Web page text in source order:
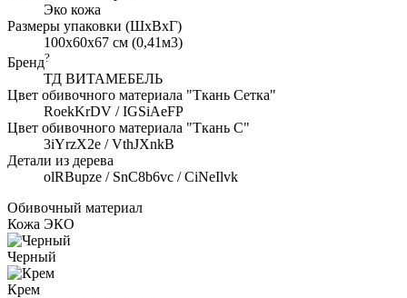
Эко кожа
Размеры упаковки (ШxВхГ)
100x60x67 см (0,41м3)
Бренд?
ТД ВИТАМЕБЕЛЬ
Цвет обивочного материала "Ткань Сетка"
RoekKrDV / IGSiAeFP
Цвет обивочного материала "Ткань C"
3iYrzX2e / VthJXnkB
Детали из дерева
olRBupze / SnC8b6vc / CiNeIlvk
Обивочный материал
Кожа ЭКО
Черный
Крем